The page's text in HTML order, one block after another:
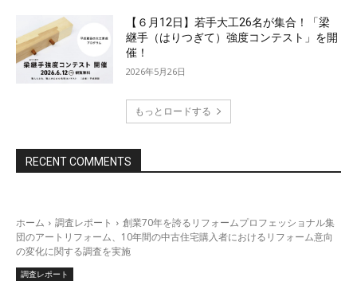
【６月12日】若手大工26名が集合！「梁
継手（はりつぎて）強度コンテスト」を開
催！
2026年5月26日
もっとロードする
RECENT COMMENTS